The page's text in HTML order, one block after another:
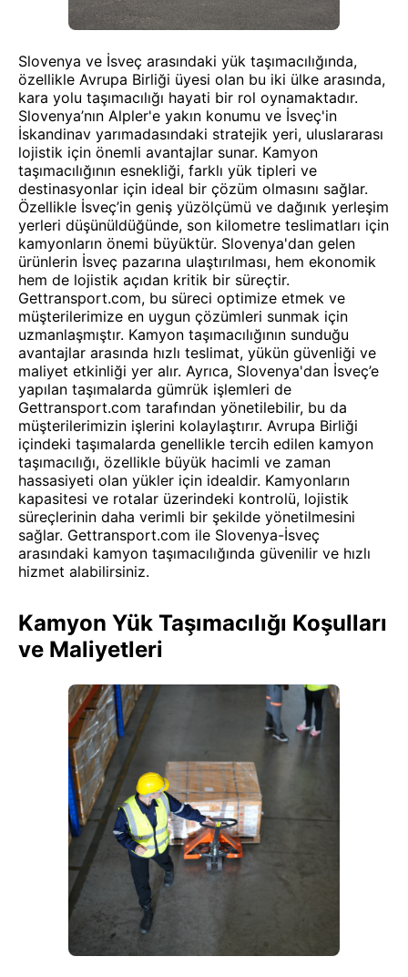
Slovenya ve İsveç arasındaki yük taşımacılığında,
özellikle Avrupa Birliği üyesi olan bu iki ülke arasında,
kara yolu taşımacılığı hayati bir rol oynamaktadır.
Slovenya’nın Alpler'e yakın konumu ve İsveç'in
İskandinav yarımadasındaki stratejik yeri, uluslararası
lojistik için önemli avantajlar sunar. Kamyon
taşımacılığının esnekliği, farklı yük tipleri ve
destinasyonlar için ideal bir çözüm olmasını sağlar.
Özellikle İsveç’in geniş yüzölçümü ve dağınık yerleşim
yerleri düşünüldüğünde, son kilometre teslimatları için
kamyonların önemi büyüktür. Slovenya'dan gelen
ürünlerin İsveç pazarına ulaştırılması, hem ekonomik
hem de lojistik açıdan kritik bir süreçtir.
Gettransport.com, bu süreci optimize etmek ve
müşterilerimize en uygun çözümleri sunmak için
uzmanlaşmıştır. Kamyon taşımacılığının sunduğu
avantajlar arasında hızlı teslimat, yükün güvenliği ve
maliyet etkinliği yer alır. Ayrıca, Slovenya'dan İsveç’e
yapılan taşımalarda gümrük işlemleri de
Gettransport.com tarafından yönetilebilir, bu da
müşterilerimizin işlerini kolaylaştırır. Avrupa Birliği
içindeki taşımalarda genellikle tercih edilen kamyon
taşımacılığı, özellikle büyük hacimli ve zaman
hassasiyeti olan yükler için idealdir. Kamyonların
kapasitesi ve rotalar üzerindeki kontrolü, lojistik
süreçlerinin daha verimli bir şekilde yönetilmesini
sağlar. Gettransport.com ile Slovenya-İsveç
arasındaki kamyon taşımacılığında güvenilir ve hızlı
hizmet alabilirsiniz.
Kamyon Yük Taşımacılığı Koşulları
ve Maliyetleri